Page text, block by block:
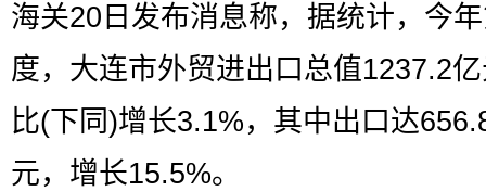
海关20日发布消息称，据统计，今
度，大连市外贸进出口总值1237.2
比(下同)增长3.1%，其中出口达
元，增长15.5%。